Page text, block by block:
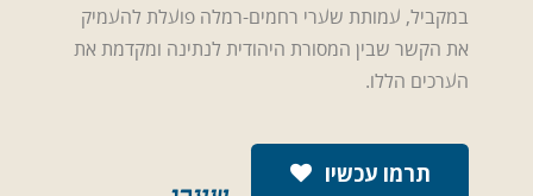
במקביל, עמותת שערי רחמים-רמלה פועלת להעמיק
את הקשר שבין המסורת היהודית לנתינה ומקדמת את
הערכים הללו.
תרמו עכשיו